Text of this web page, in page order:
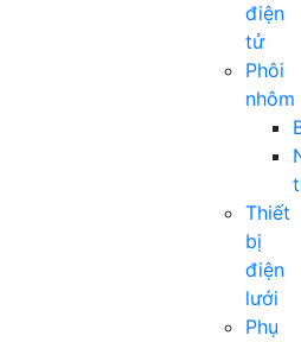
điện
tử
Phôi
nhôm
Thiết
bị
điện
lưới
Phụ